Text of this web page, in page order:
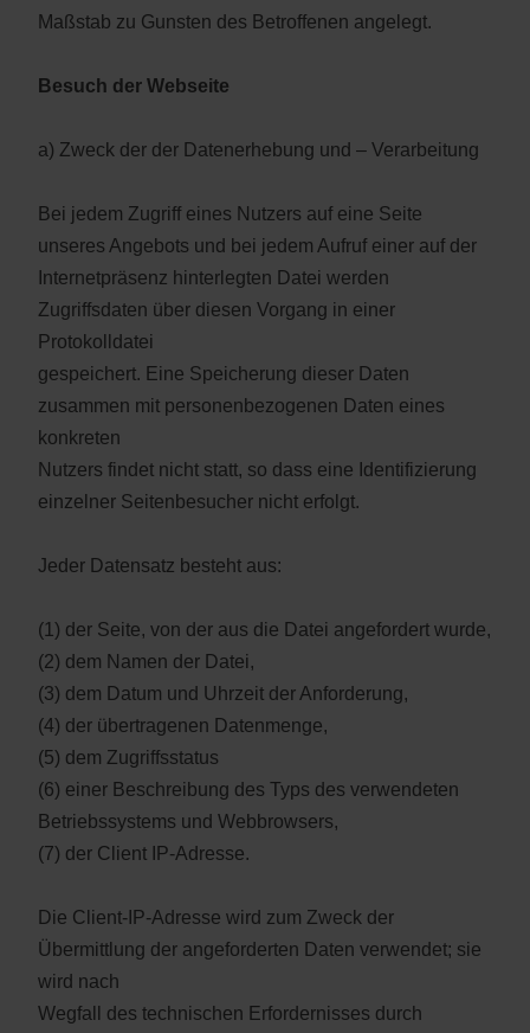
Maßstab zu Gunsten des Betroffenen angelegt.
Besuch der Webseite
a) Zweck der der Datenerhebung und – Verarbeitung
Bei jedem Zugriff eines Nutzers auf eine Seite
unseres Angebots und bei jedem Aufruf einer auf der
Internetpräsenz hinterlegten Datei werden
Zugriffsdaten über diesen Vorgang in einer
Protokolldatei
gespeichert. Eine Speicherung dieser Daten
zusammen mit personenbezogenen Daten eines
konkreten
Nutzers findet nicht statt, so dass eine Identifizierung
einzelner Seitenbesucher nicht erfolgt.
Jeder Datensatz besteht aus:
(1) der Seite, von der aus die Datei angefordert wurde,
(2) dem Namen der Datei,
(3) dem Datum und Uhrzeit der Anforderung,
(4) der übertragenen Datenmenge,
(5) dem Zugriffsstatus
(6) einer Beschreibung des Typs des verwendeten
Betriebssystems und Webbrowsers,
(7) der Client IP-Adresse.
Die Client-IP-Adresse wird zum Zweck der
Übermittlung der angeforderten Daten verwendet; sie
wird nach
Wegfall des technischen Erfordernisses durch